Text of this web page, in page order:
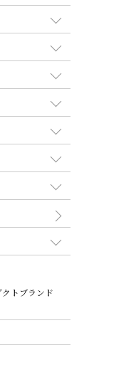
クトブランド